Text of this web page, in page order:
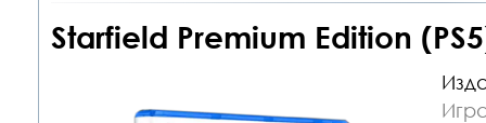
Starfield Premium Edition